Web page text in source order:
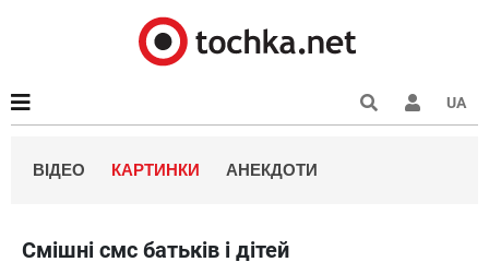
UA
ВІДЕО КАРТИНКИ АНЕКДОТИ
Смішні смс батьків і дітей